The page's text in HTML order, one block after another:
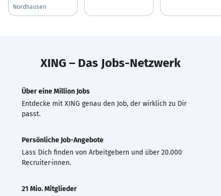
Nordhausen
XING – Das Jobs-Netzwerk
Über eine Million Jobs
Entdecke mit XING genau den Job, der wirklich zu Dir
passt.
Persönliche Job-Angebote
Lass Dich finden von Arbeitgebern und über 20.000
Recruiter·innen.
21 Mio. Mitglieder